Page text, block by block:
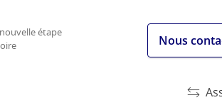
étape
Nous